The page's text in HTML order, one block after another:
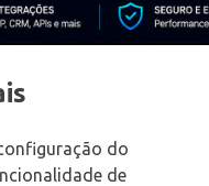
do
de